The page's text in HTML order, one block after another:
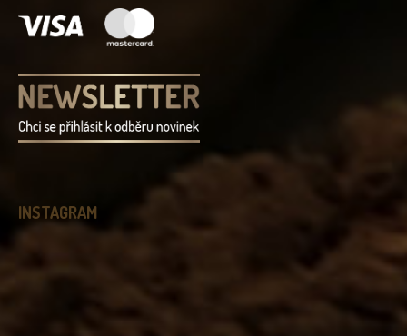
INSTAGRAM